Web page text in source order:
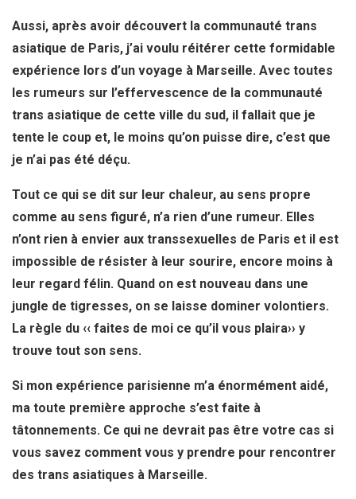
Aussi, après avoir découvert la communauté trans
asiatique de Paris, j’ai voulu réitérer cette formidable
expérience lors d’un voyage à Marseille. Avec toutes
les rumeurs sur l’effervescence de la communauté
trans asiatique de cette ville du sud, il fallait que je
tente le coup et, le moins qu’on puisse dire, c’est que
je n’ai pas été déçu.
Tout ce qui se dit sur leur chaleur, au sens propre
comme au sens figuré, n’a rien d’une rumeur. Elles
n’ont rien à envier aux transsexuelles de Paris et il est
impossible de résister à leur sourire, encore moins à
leur regard félin. Quand on est nouveau dans une
jungle de tigresses, on se laisse dominer volontiers.
La règle du ‹‹ faites de moi ce qu’il vous plaira›› y
trouve tout son sens.
Si mon expérience parisienne m’a énormément aidé,
ma toute première approche s’est faite à
tâtonnements. Ce qui ne devrait pas être votre cas si
vous savez comment vous y prendre pour rencontrer
des trans asiatiques à Marseille.